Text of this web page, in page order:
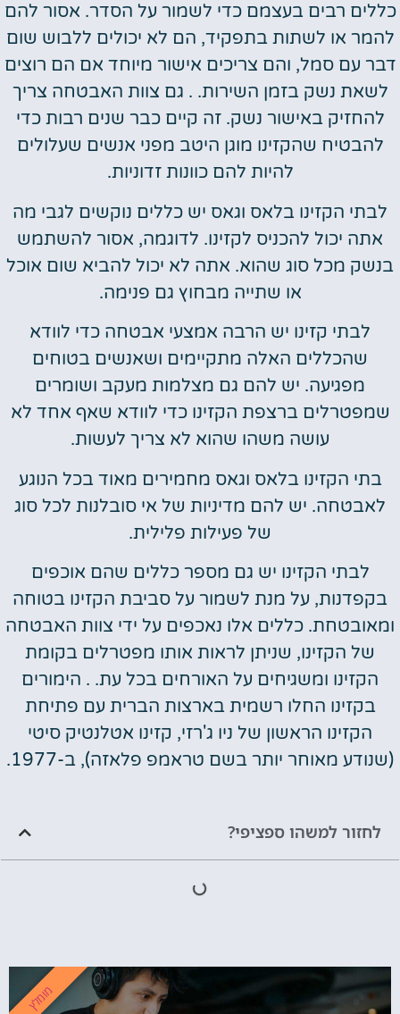
כללים רבים בעצמם כדי לשמור על הסדר. אסור להם
להמר או לשתות בתפקיד, הם לא יכולים ללבוש שום
דבר עם סמל, והם צריכים אישור מיוחד אם הם רוצים
לשאת נשק בזמן השירות. . גם צוות האבטחה צריך
להחזיק באישור נשק. זה קיים כבר שנים רבות כדי
להבטיח שהקזינו מוגן היטב מפני אנשים שעלולים
להיות להם כוונות זדוניות.
לבתי הקזינו בלאס וגאס יש כללים נוקשים לגבי מה
אתה יכול להכניס לקזינו. לדוגמה, אסור להשתמש
בנשק מכל סוג שהוא. אתה לא יכול להביא שום אוכל
או שתייה מבחוץ גם פנימה.
לבתי קזינו יש הרבה אמצעי אבטחה כדי לוודא
שהכללים האלה מתקיימים ושאנשים בטוחים
מפגיעה. יש להם גם מצלמות מעקב ושומרים
שמפטרלים ברצפת הקזינו כדי לוודא שאף אחד לא
עושה משהו שהוא לא צריך לעשות.
בתי הקזינו בלאס וגאס מחמירים מאוד בכל הנוגע
לאבטחה. יש להם מדיניות של אי סובלנות לכל סוג
של פעילות פלילית.
לבתי הקזינו יש גם מספר כללים שהם אוכפים
בקפדנות, על מנת לשמור על סביבת הקזינו בטוחה
ומאובטחת. כללים אלו נאכפים על ידי צוות האבטחה
של הקזינו, שניתן לראות אותו מפטרלים בקומת
הקזינו ומשגיחים על האורחים בכל עת. . הימורים
בקזינו החלו רשמית בארצות הברית עם פתיחת
הקזינו הראשון של ניו ג'רזי, קזינו אטלנטיק סיטי
(שנודע מאוחר יותר בשם טראמפ פלאזה), ב-1977.
לחזור למשהו ספציפי?
מומלץ